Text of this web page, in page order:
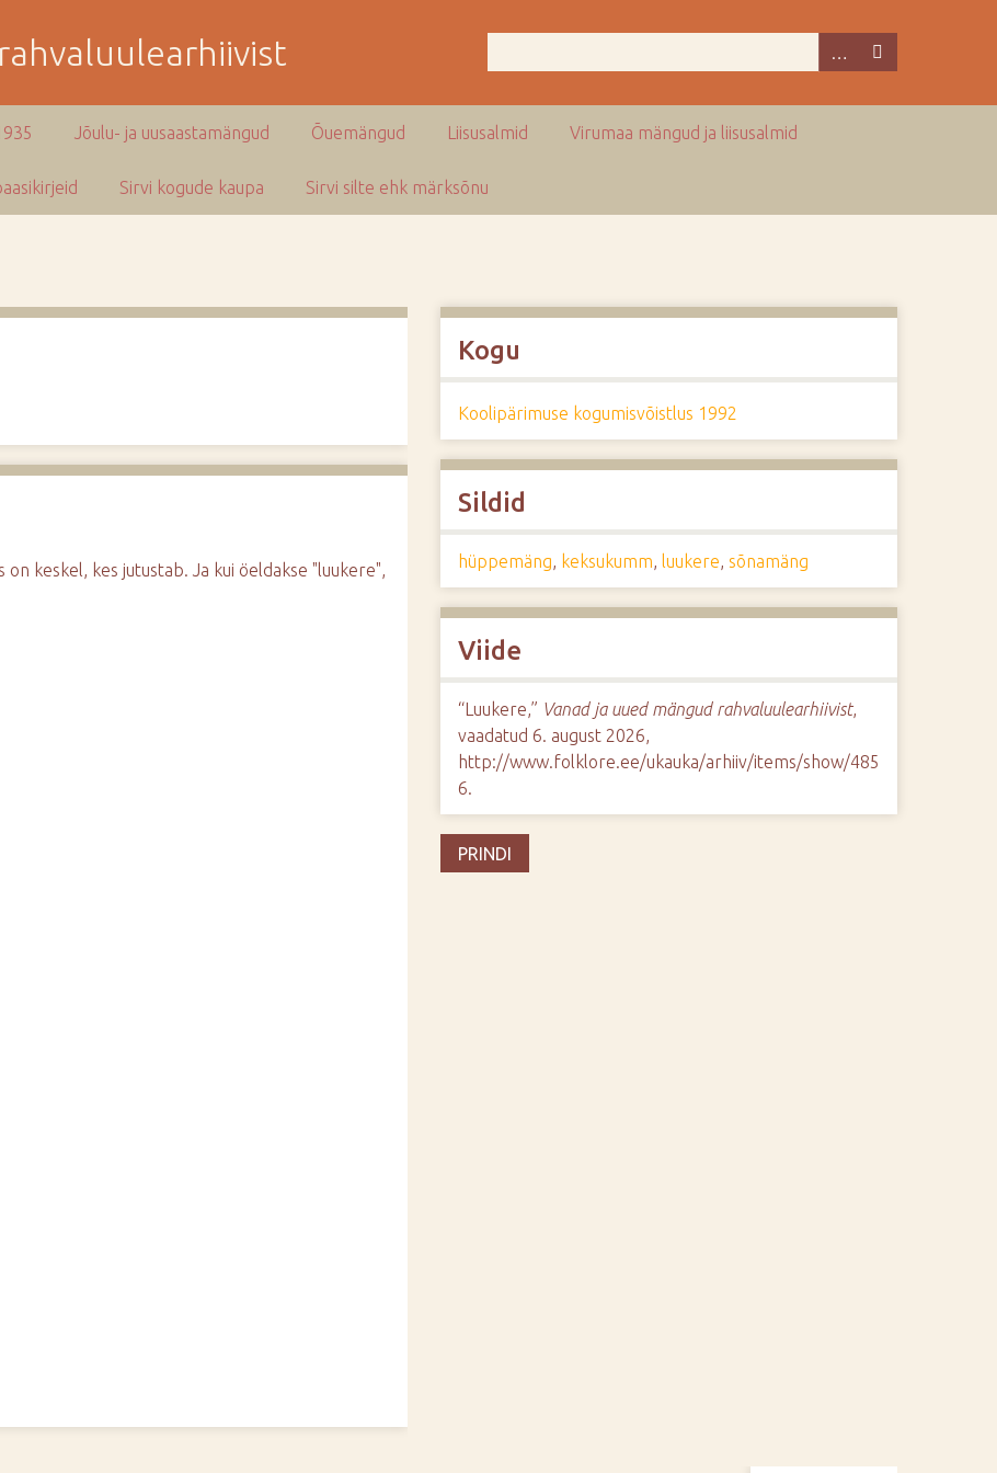
Jõulu- ja uusaastamängud Õuemängud Liisusalmid Virumaa mängud ja liisusalmid
Sirvi kogude kaupa Sirvi silte ehk märksõnu
keskel, kes jutustab. Ja kui öeldakse "luukere",
Kogu
Koolipärimuse kogumisvõistlus 1992
Sildid
hüppemäng, keksukumm, luukere, sõnamäng
Viide
“Luukere,” Vanad ja uued mängud rahvaluulearhiivist,
vaadatud 6. august 2026,
http://www.folklore.ee/ukauka/arhiiv/items/show/485
6.
PRINDI